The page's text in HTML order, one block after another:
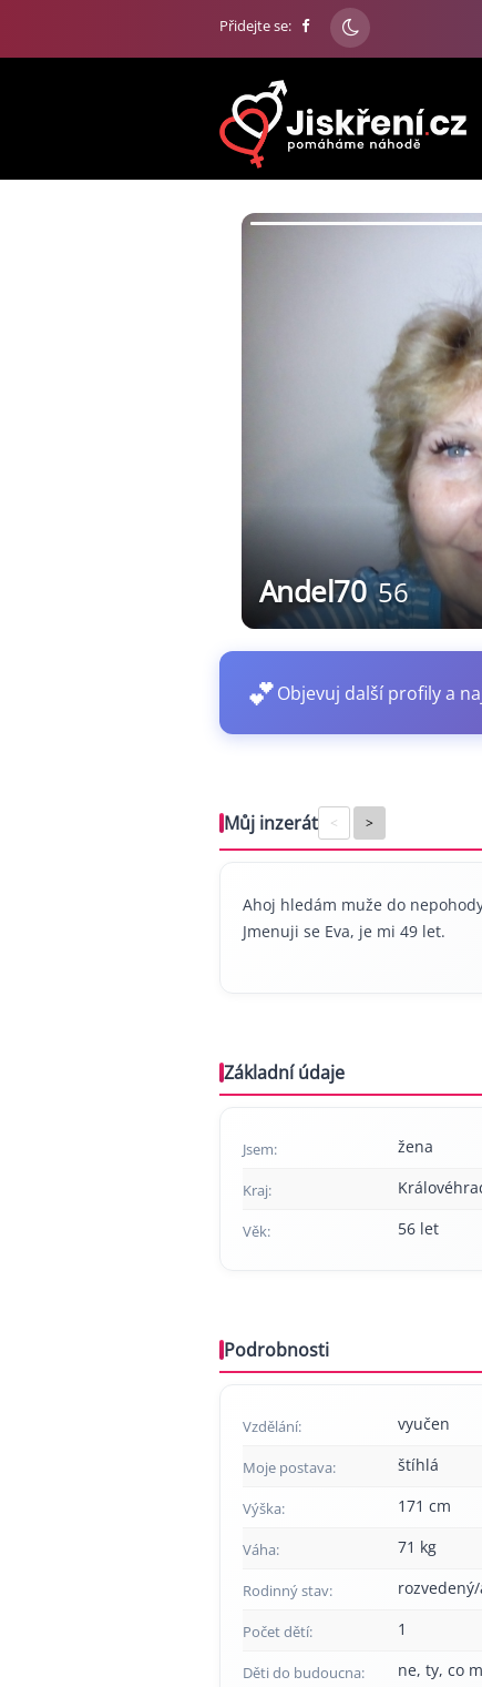
Přidejte se:
Andel70 56
💕Objevuj další profily a
Můj inzerát < >
Ahoj hledám muže do
Jmenuji se Eva, je mi 49 let.
Základní údaje
Jsem: žena
Kraj:
Věk: 56 let
Podrobnosti
Vzdělání: vyučen
Moje postava: štíhlá
Výška: 171 cm
Váha: 71 kg
Rodinný stav: rozvedený/
Počet dětí: 1
Děti do budoucna: ne, ty, co